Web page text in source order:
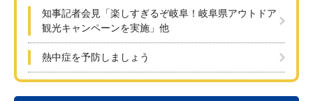
知事記者会見「楽しすぎるぞ岐阜！岐阜県アウトドア
観光キャンペーンを実施」他
熱中症を予防しましょう